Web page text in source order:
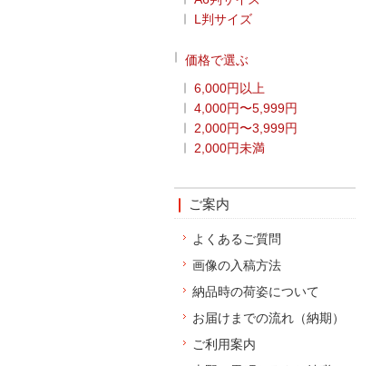
L判サイズ
価格で選ぶ
6,000円以上
4,000円〜5,999円
2,000円〜3,999円
2,000円未満
ご案内
よくあるご質問
画像の入稿方法
納品時の荷姿について
お届けまでの流れ（納期）
ご利用案内